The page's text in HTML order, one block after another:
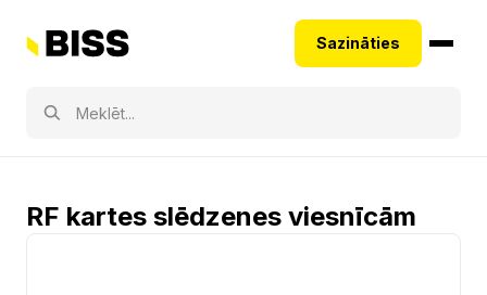
Sazināties
RF kartes slēdzenes viesnīcām